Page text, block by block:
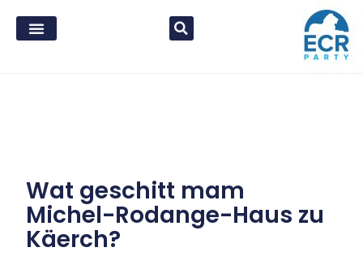
Wat geschitt mam
Michel-Rodange-Haus zu
Käerch?